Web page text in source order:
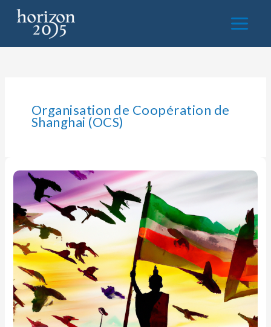
contenu
Organisation de Coopération de
Shanghai (OCS)
d’un
monde
nouveau
l’essor
de
la
Pax
Sinica
au
Moyen
Orient